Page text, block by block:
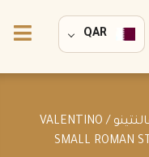
QAR
/ VALENTINO
SMALL ROMAN